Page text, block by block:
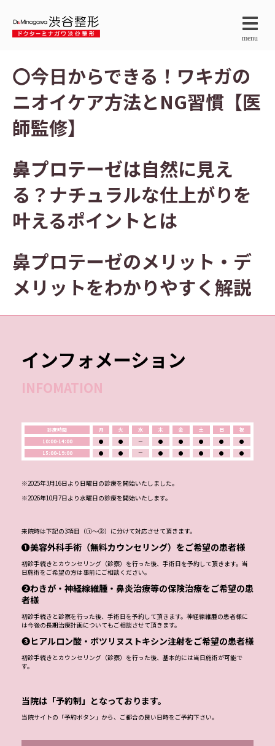
menu
〇今日からできる！ワキガの
ニオイケア方法とNG習慣【医
師監修】
鼻プロテーゼは自然に見え
る？ナチュラルな仕上がりを
叶えるポイントとは
鼻プロテーゼのメリット・デ
メリットをわかりやすく解説
インフォメーション
INFOMATION
診療時間 月 火 水 木 金 土 日
祝
10:00-14:00
● ● ー ● ● ● ●
●
15:00-19:00
● ● ー ● ● ● ● ●
※2025年3月16日より日曜日の診療を開始いたしました。
※2026年10月7日より水曜日の診療を開始いたします。
来院時は下記の3項目（①～③）に分けて対応させて頂きます。
❶美容外科手術（無料カウンセリング）をご希望の患者様
初診手続きとカウンセリング（診察）を行った後、手術日を予約して頂きます。当
日施術をご希望の方は事前にご相談ください。
❷わきが・神経線維腫・鼻炎治療等の保険治療をご希望の患
者様
初診手続きと診察を行った後、手術日を予約して頂きます。神経線維腫の患者様に
は今後の長期治療計画についてもご相談させて頂きます。
❸ヒアルロン酸・ボツリヌストキシン注射をご希望の患者様
初診手続きとカウンセリング（診察）を行った後、基本的には当日施術が可能で
す。
当院は「予約制」となっております。
当院サイトの「予約ボタン」から、ご都合の良い日時をご予約下さい。